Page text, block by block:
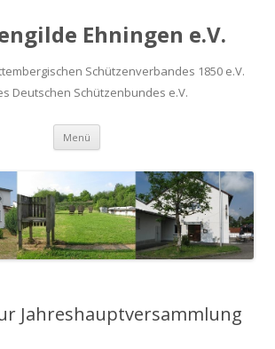
Ehningen e.V.
Schützenverbandes 1850 e.V.
Deutschen Schützenbundes e.V.
Menü Springe
Inhalt
Jahreshauptversammlung